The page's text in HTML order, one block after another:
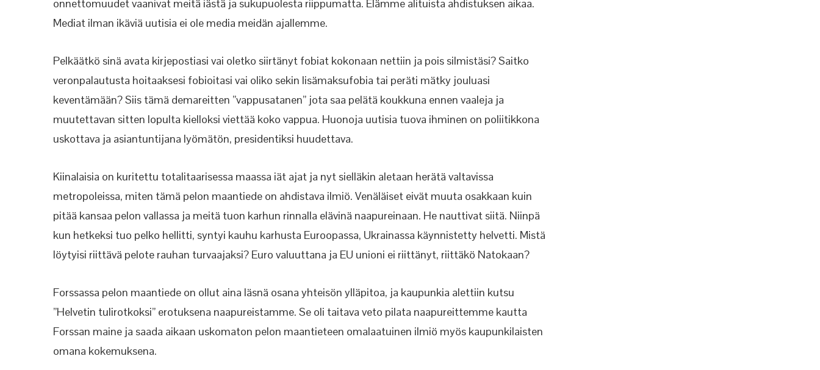
onnettomuudet vaanivat meitä iästä ja sukupuolesta riippumatta. Elämme alituista ahdistuksen aikaa.
Mediat ilman ikäviä uutisia ei ole media meidän ajallemme.
Pelkäätkö sinä avata kirjepostiasi vai oletko siirtänyt fobiat kokonaan nettiin ja pois silmistäsi? Saitko
veronpalautusta hoitaaksesi fobioitasi vai oliko sekin lisämaksufobia tai peräti mätky jouluasi
keventämään? Siis tämä demareitten ”vappusatanen” jota saa pelätä koukkuna ennen vaaleja ja
muutettavan sitten lopulta kielloksi viettää koko vappua. Huonoja uutisia tuova ihminen on poliitikkona
uskottava ja asiantuntijana lyömätön, presidentiksi huudettava.
Kiinalaisia on kuritettu totalitaarisessa maassa iät ajat ja nyt sielläkin aletaan herätä valtavissa
metropoleissa, miten tämä pelon maantiede on ahdistava ilmiö. Venäläiset eivät muuta osakkaan kuin
pitää kansaa pelon vallassa ja meitä tuon karhun rinnalla elävinä naapureinaan. He nauttivat siitä. Niinpä
kun hetkeksi tuo pelko hellitti, syntyi kauhu karhusta Euroopassa, Ukrainassa käynnistetty helvetti. Mistä
löytyisi riittävä pelote rauhan turvaajaksi? Euro valuuttana ja EU unioni ei riittänyt, riittäkö Natokaan?
Forssassa pelon maantiede on ollut aina läsnä osana yhteisön ylläpitoa, ja kaupunkia alettiin kutsu
”Helvetin tulirotkoksi” erotuksena naapureistamme. Se oli taitava veto pilata naapureittemme kautta
Forssan maine ja saada aikaan uskomaton pelon maantieteen omalaatuinen ilmiö myös kaupunkilaisten
omana kokemuksena.